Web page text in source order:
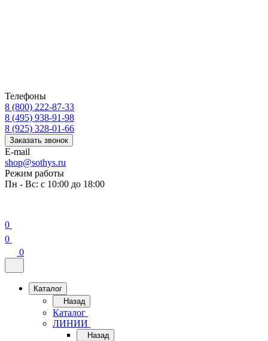
Телефоны
8 (800) 222-87-33
8 (495) 938-91-98
8 (925) 328-01-66
Заказать звонок
E-mail
shop@sothys.ru
Режим работы
Пн - Вс: с 10:00 до 18:00
0
0
0
Каталог
Назад
Каталог
ЛИНИИ
Назад